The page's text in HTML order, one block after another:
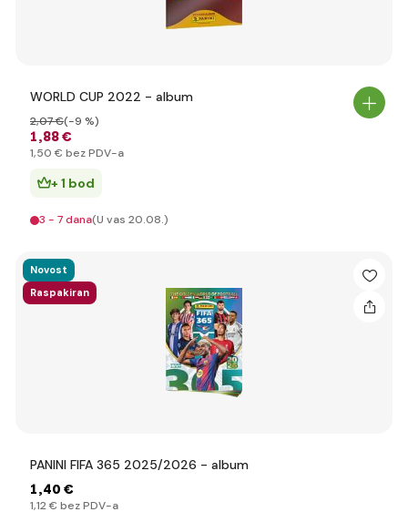
WORLD CUP 2022 - album
1,88 €
2,07 €(-9 %)
1,50 € bez PDV-a
+ 1 bod
3 - 7 dana(U vas 20.08.)
Novost
Raspakiran
PANINI FIFA 365 2025/2026 - album
1,40 €
1,12 € bez PDV-a